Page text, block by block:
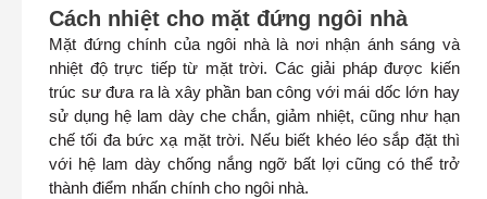
Cách nhiệt cho mặt đứng ngôi nhà
Mặt đứng chính của ngôi nhà là nơi nhận ánh sáng và
nhiệt độ trực tiếp từ mặt trời. Các giải pháp được kiến
trúc sư đưa ra là xây phần ban công với mái dốc lớn hay
sử dụng hệ lam dày che chắn, giảm nhiệt, cũng như hạn
chế tối đa bức xạ mặt trời. Nếu biết khéo léo sắp đặt thì
với hệ lam dày chống nắng ngỡ bất lợi cũng có thể trở
thành điểm nhấn chính cho ngôi nhà.